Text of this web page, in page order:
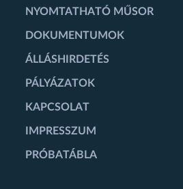
NYOMTATHATÓ MŰSOR
DOKUMENTUMOK
ÁLLÁSHIRDETÉS
PÁLYÁZATOK
KAPCSOLAT
IMPRESSZUM
PRÓBATÁBLA